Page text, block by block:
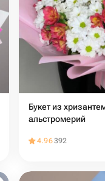
Букет из
альстромерий
4.96392